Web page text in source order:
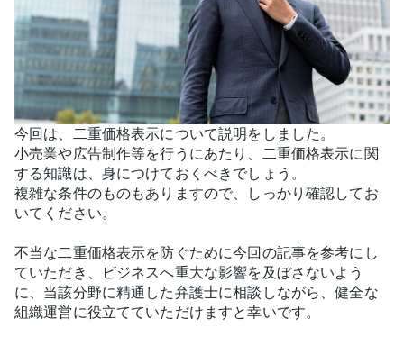
今回は、二重価格表示について説明をしました。
小売業や広告制作等を行うにあたり、二重価格表示に関
する知識は、身につけておくべきでしょう。
複雑な条件のものもありますので、しっかり確認してお
いてください。
不当な二重価格表示を防ぐために今回の記事を参考にし
ていただき、ビジネスへ重大な影響を及ぼさないよう
に、当該分野に精通した弁護士に相談しながら、健全な
組織運営に役立てていただけますと幸いです。